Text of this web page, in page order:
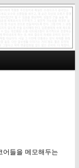
들을 메모해두는